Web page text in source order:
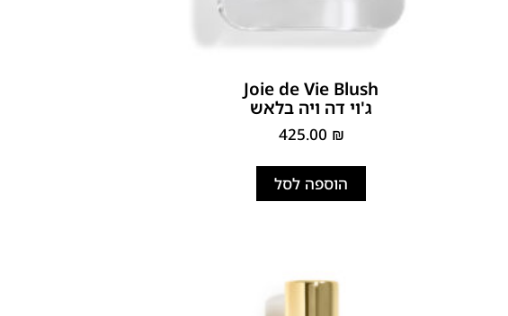
Joie de Vie Blush
ג'וי דה ויה בלאש
425.00 ₪
הוספה לסל